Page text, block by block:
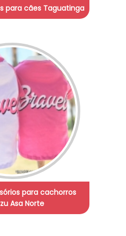
para cães Taguatinga
para cachorros
Asa Norte